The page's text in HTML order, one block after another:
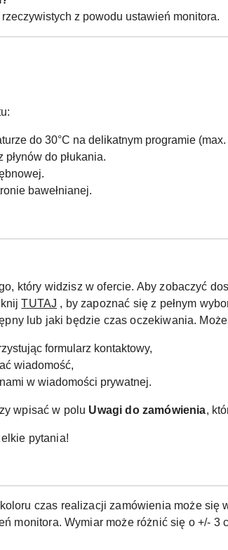
z powodu ustawień monitora.
do 30°C na delikatnym programie (max.
do płukania.
bawełnianej.
który widzisz w ofercie. Aby zobaczyć
TUTAJ , by zapoznać się z pełnym
lub jaki będzie czas oczekiwania.
formularz kontaktowy,
wiadomość,
w wiadomości prywatnej.
wpisać w polu Uwagi do zamówienia,
pytania!
czas realizacji zamówienia może się
monitora. Wymiar może różnić się o +/- 3